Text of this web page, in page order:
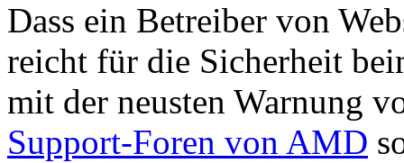
Dass ein Betreiber von
reicht für die Sicherheit
mit der neusten Warnung
Support-Foren von AMD